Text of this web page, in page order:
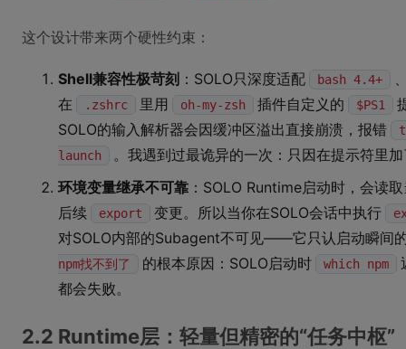
这个设计带来两个硬性约束：
Shell兼容性极苛刻 ：SOLO只深度适配 bash 4.4+
在
.zshrc 里用 oh-my-zsh 插件自定义的 $PS1
SOLO的输入解析器会因缓冲区溢出直接崩溃，报错
launch
。我遇到过最诡异的一次：只因在提示符里
环境变量继承不可靠 ：SOLO Runtime启动时，会读
后续
export 变更。所以当你在SOLO会话中执行
对SOLO内部的Subagent不可见——它只认启动瞬间
npm找不到了 的根本原因：SOLO启动时 which npm
都会失败。
2.2 Runtime层：轻量但精密的“任务中枢”